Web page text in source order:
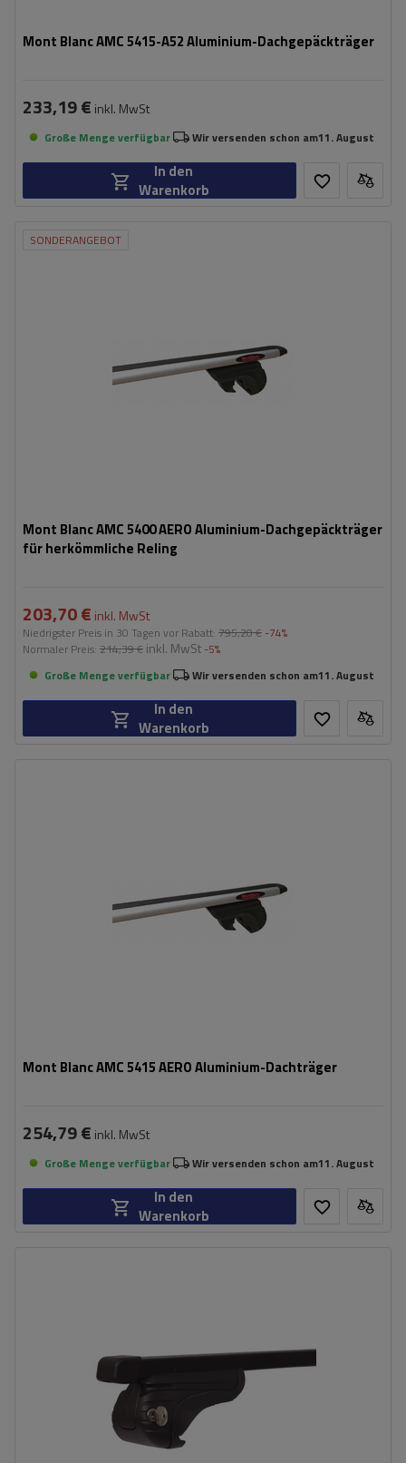
Mont Blanc AMC 5415-A52 Aluminium-Dachgepäckträger
233,19 € inkl. MwSt
Große Menge verfügbar Wir versenden schon am11. August
In den
Warenkorb
SONDERANGEBOT
Mont Blanc AMC 5400 AERO Aluminium-Dachgepäckträger
für herkömmliche Reling
203,70 € inkl. MwSt
Niedrigster Preis in 30 Tagen vor Rabatt: 795,20 € -74%
Normaler Preis: 214,39 € inkl. MwSt -5%
Große Menge verfügbar
Wir versenden schon am11. August
In den
Warenkorb
Mont Blanc AMC 5415 AERO Aluminium-Dachträger
254,79 € inkl. MwSt
Große Menge verfügbar Wir versenden schon am11. August
In den
Warenkorb